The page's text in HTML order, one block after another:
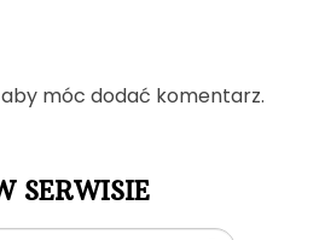
aby móc dodać komentarz.
SERWISIE